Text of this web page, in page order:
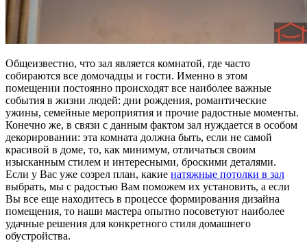
Общеизвестно, что зал является комнатой, где часто
собираются все домочадцы и гости. Именно в этом
помещении постоянно происходят все наиболее важные
события в жизни людей: дни рождения, романтические
ужины, семейные мероприятия и прочие радостные моменты.
Конечно же, в связи с данным фактом зал нуждается в особом
декорировании: эта комната должна быть, если не самой
красивой в доме, то, как минимум, отличаться своим
изысканным стилем и интересными, броскими деталями.
Если у Вас уже созрел план, какие натяжные потолки в зал
выбрать, мы с радостью Вам поможем их установить, а если
Вы все еще находитесь в процессе формирования дизайна
помещения, то наши мастера опытно посоветуют наиболее
удачные решения для конкретного стиля домашнего
обустройства.